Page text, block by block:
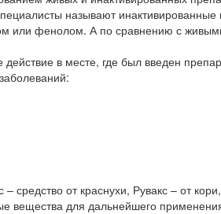
называют
или фенолом. А по сравнению с
действие в месте, где был введен
– средство от краснухи, Рувакс – от
вещества для дальнейшего